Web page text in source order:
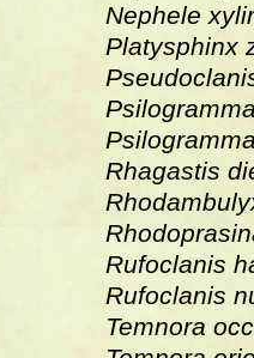
Nephele
Platysphinx
Rhagastis
Rufoclanis
Rufoclanis
Temnora